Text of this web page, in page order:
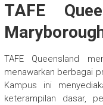
TAFE
TAFE Queensland
menawarkan berbagai
Kampus ini
keterampilan dasar,